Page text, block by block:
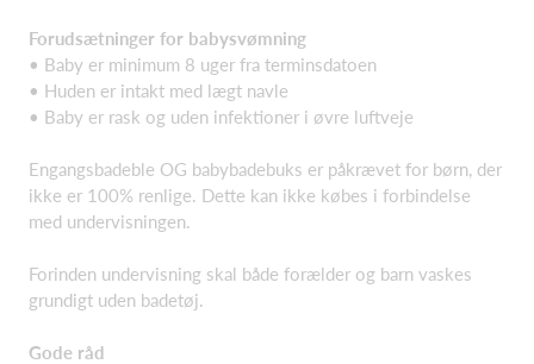
Forudsætninger for babysvømning
• Baby er minimum 8 uger fra terminsdatoen
• Huden er intakt med lægt navle
• Baby er rask og uden infektioner i øvre luftveje
Engangsbadeble OG babybadebuks er påkrævet for børn, der
ikke er 100% renlige. Dette kan ikke købes i forbindelse
med undervisningen.
Forinden undervisning skal både forælder og barn vaskes
grundigt uden badetøj.
Gode råd